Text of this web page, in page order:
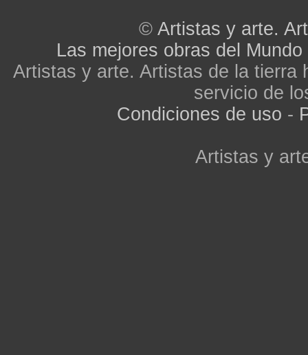
© Artistas y arte.
Las mejores obras del Mundo
Artistas y arte. Artistas de la tierra
servicio de
Condiciones de uso -
Artistas y